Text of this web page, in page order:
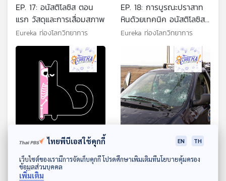
ดาวน์โหลด Thai PBS Podcast Application
EP. 17: อนัสติโลซิส ตอน
แรก วัสดุและการเสื่อมสภาพ
Eureka ท่องโลกวิทยาการ
EP. 18: การบูรณะปราสาท
หินด้วยเทคนิค อนัสติโลซิส
ตอนที่ 2
Eureka ท่องโลกวิทยาการ
Schroedinger s Cat
ปรัชญาแห่งแมวควอนตัม
Eureka ท่องโลกวิทยาการ
พายุลูกเห็บมาจากไหน
Eureka ท่องโลกวิทยาการ
ไทยพีบีเอสใช้คุกกี้ EN TH
เว็บไซต์ของเรามีการจัดเก็บคุกกี้ โปรดศึกษาเพิ่มเติมที่นโยบายคุ้มครอง
ข้อมูลส่วนบุคคล
เพิ่มเติม